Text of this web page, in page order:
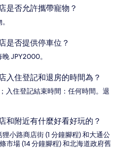
是否允許攜帶寵物？
是否提供停車位？
JPY2000。
入住登記和退房的時間為？
入住登記結束時間：任何時間。退
和附近有什麼好看好玩的？
小路商店街 (1 分鐘腳程) 和大通公
市場 (14 分鐘腳程) 和北海道政府舊